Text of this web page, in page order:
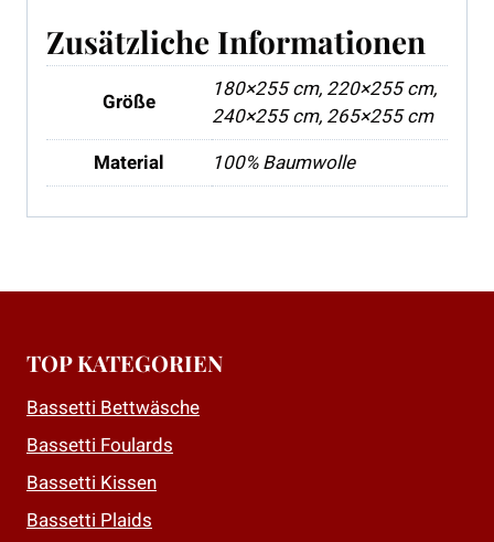
Zusätzliche Informationen
Größe
180×255 cm, 220×255 cm,
240×255 cm, 265×255 cm
Material
100% Baumwolle
TOP KATEGORIEN
Bassetti Bettwäsche
Bassetti Foulards
Bassetti Kissen
Bassetti Plaids